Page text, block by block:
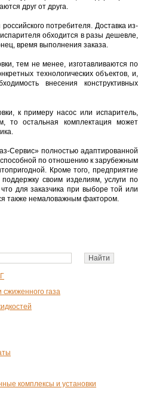
газа
комплексы и установки
друг от друга.
потребителя. Доставка из-
обходится в разы дешевле,
время выполнения заказа.
тем не менее, изготавливаются по
технологических объектов, и,
внесения конструктивных
к примеру насос или испаритель,
то остальная комплектация может
Сервис» полностью адаптированной
по отношению к зарубежным
Кроме того, предприятие
своим изделиям, услуги по
для заказчика при выборе той или
также немаловажным фактором.